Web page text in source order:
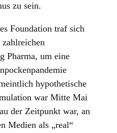
zu sein.
Foundation traf sich
Pharma, um eine
hypothetische
war Mitte Mai
der Zeitpunkt war, an
Medien als „real“